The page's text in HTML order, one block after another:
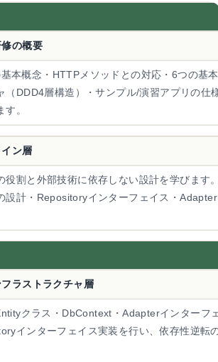
の概要
本概念・HTTPメソッドとの対応・6つの基
（DDD4層構造）・サンプル/演習アプリの仕
。
ン層
役割と外部技術に依存しない設計を学びます
設計・Repositoryインターフェイス・
ラストラクチャ層
クラス・DbContext・Adapterインターフ
インターフェイス実装を行い、依存性逆転